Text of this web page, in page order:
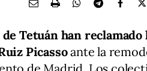
Tetuán han
Picassoante la